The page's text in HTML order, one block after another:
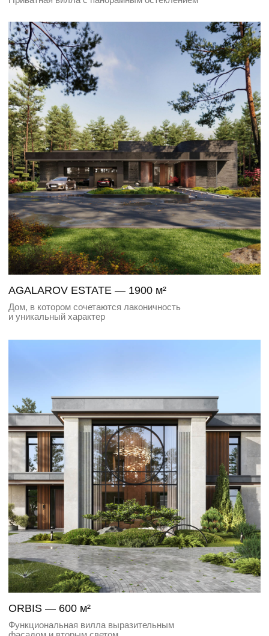
HARMONT — 1200 м²
Реконструкция многофункционального дома
с зимним садом
AGALAROV ESTATE — 1900 м²
Минималистичный дом, наполненный светом
и воспоминаниями
Вилла с элементами современного уличного искусства